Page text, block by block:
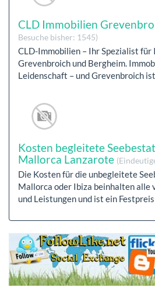
CLD Immobilien
Besuche bisher: 1545)
CLD-Immobilien – Ihr Spezialist für
Grevenbroich und Bergheim.
Leidenschaft – und Grevenbroich
Kosten begleitete
Mallorca Lanzarote
Die Kosten für die unbegleitete
Mallorca oder Ibiza beinhalten alle
und Leistungen und ist ein Festpreis